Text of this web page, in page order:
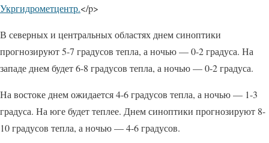
Укргидрометцентр.</p>
В северных и центральных областях днем синоптики
прогнозируют 5-7 градусов тепла, а ночью — 0-2 градуса. На
западе днем будет 6-8 градусов тепла, а ночью — 0-2 градуса.
На востоке днем ожидается 4-6 градусов тепла, а ночью — 1-3
градуса. На юге будет теплее. Днем синоптики прогнозируют 8-
10 градусов тепла, а ночью — 4-6 градусов.